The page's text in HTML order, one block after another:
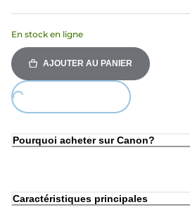
En stock en ligne
AJOUTER AU PANIER
Pourquoi acheter sur Canon?
Caractéristiques principales